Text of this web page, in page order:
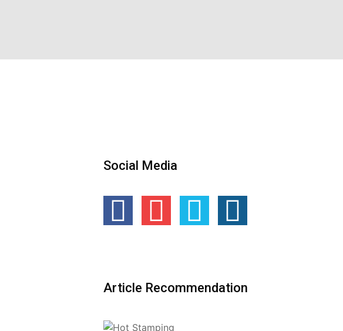
Social Media
Article Recommendation